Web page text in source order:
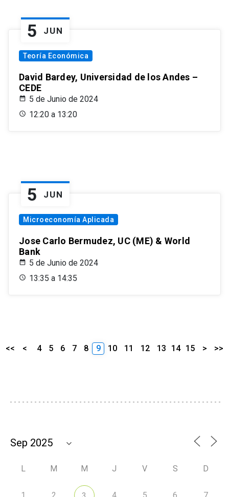
5 JUN
Teoría Económica
David Bardey, Universidad de los Andes –
CEDE
5 de Junio de 2024
12:20 a 13:20
5 JUN
Microeconomía Aplicada
Jose Carlo Bermudez, UC (ME) & World
Bank
5 de Junio de 2024
13:35 a 14:35
<< < 4 5 6 7 8 9 10 11 12 13 14 15 > >>
L M M J V S D